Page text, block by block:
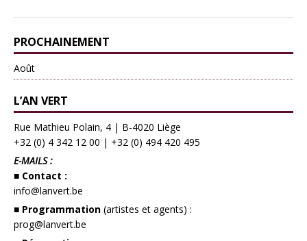
PROCHAINEMENT
Août
L’AN VERT
Rue Mathieu Polain, 4 | B-4020 Liège
+32 (0) 4 342 12 00 | +32 (0) 494 420 495
E-MAILS :
■ Contact :
info@lanvert.be
■ Programmation (artistes et agents) :
prog@lanvert.be